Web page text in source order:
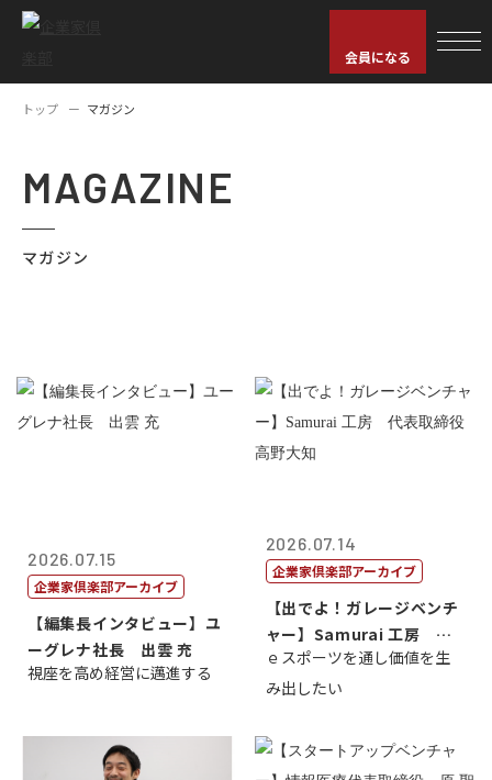
会員になる
トップ マガジン
MAGAZINE
マガジン
2026.07.15
企業家倶楽部アーカイブ
【編集長インタビュー】ユ
ーグレナ社長 出雲 充
視座を高め経営に邁進する
2026.07.14
企業家倶楽部アーカイブ
【出でよ！ガレージベンチ
ャー】Samurai 工房 代
表取締...
ｅスポーツを通し価値を生
み出したい